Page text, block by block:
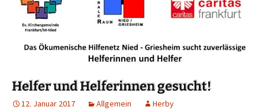
Helfer und Helferinnen gesucht!
12. Januar 2017 Allgemein Herby